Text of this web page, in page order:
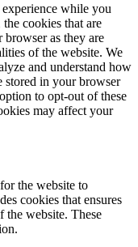
while you
cookies that are
browser as they are
of the website. We
and understand how
stored in your browser
to opt-out of these
may affect your
the website to
cookies that ensures
the website. These